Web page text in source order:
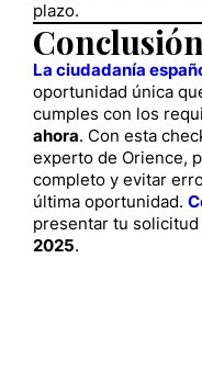
plazo.
Conclusión
La ciudadanía
oportunidad única
cumples con los
ahora. Con esta
experto de Orience,
completo y evitar
última oportunidad.
presentar tu solicitud
2025.